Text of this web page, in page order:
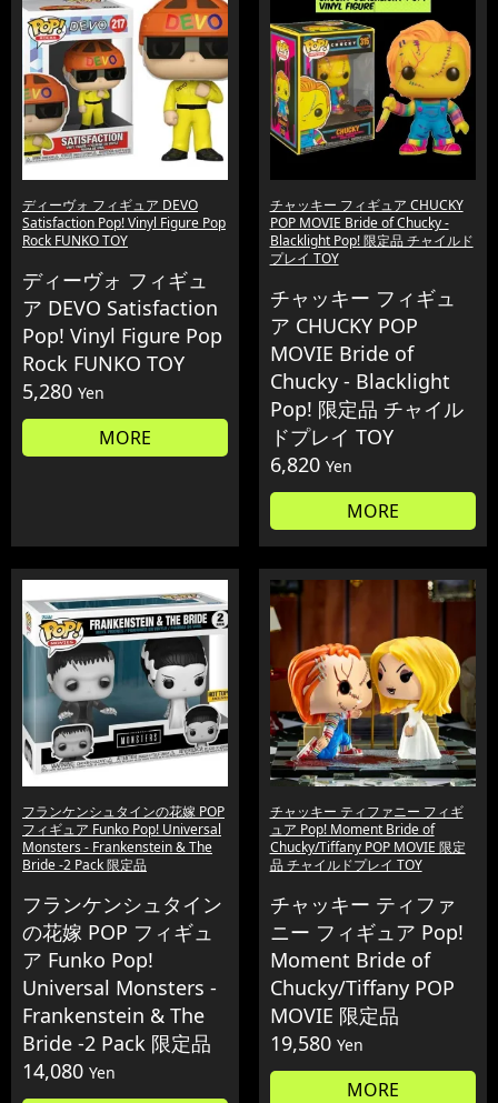
ディーヴォ フィギュア DEVO
Satisfaction Pop! Vinyl Figure Pop
Rock FUNKO TOY
ディーヴォ フィギュ
ア DEVO Satisfaction
Pop! Vinyl Figure Pop
Rock FUNKO TOY
5,280 Yen
MORE
チャッキー フィギュア CHUCKY
POP MOVIE Bride of Chucky -
Blacklight Pop! 限定品 チャイルド
プレイ TOY
チャッキー フィギュ
ア CHUCKY POP
MOVIE Bride of
Chucky - Blacklight
Pop! 限定品 チャイル
ドプレイ TOY
6,820 Yen
MORE
フランケンシュタインの花嫁 POP
フィギュア Funko Pop! Universal
Monsters - Frankenstein & The
Bride -2 Pack 限定品
フランケンシュタイン
の花嫁 POP フィギュ
ア Funko Pop!
Universal Monsters -
Frankenstein & The
Bride -2 Pack 限定品
14,080 Yen
チャッキー ティファニー フィギ
ュア Pop! Moment Bride of
Chucky/Tiffany POP MOVIE 限定
品 チャイルドプレイ TOY
チャッキー ティファ
ニー フィギュア Pop!
Moment Bride of
Chucky/Tiffany POP
MOVIE 限定品
19,580 Yen
MORE